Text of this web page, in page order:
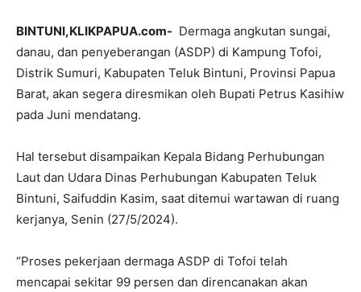
BINTUNI,KLIKPAPUA.com- Dermaga angkutan sungai,
danau, dan penyeberangan (ASDP) di Kampung Tofoi,
Distrik Sumuri, Kabupaten Teluk Bintuni, Provinsi Papua
Barat, akan segera diresmikan oleh Bupati Petrus Kasihiw
pada Juni mendatang.
Hal tersebut disampaikan Kepala Bidang Perhubungan
Laut dan Udara Dinas Perhubungan Kabupaten Teluk
Bintuni, Saifuddin Kasim, saat ditemui wartawan di ruang
kerjanya, Senin (27/5/2024).
“Proses pekerjaan dermaga ASDP di Tofoi telah
mencapai sekitar 99 persen dan direncanakan akan